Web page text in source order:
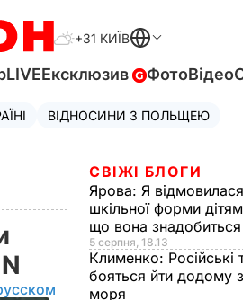
+31 КИЇВ
LIVEЕксклюзив ФотоВідео
ВІДНОСИНИ З ПОЛЬЩЕЮ
СВІЖІ БЛОГИ
Ярова: Я
шкільної форми
що вона знадобиться
5 серпня, 18.13
Клименко:
бояться йти додому
моря